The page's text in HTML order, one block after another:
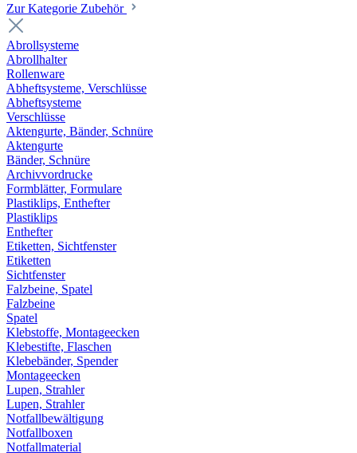
Zur Kategorie Zubehör
Abrollsysteme
Abrollhalter
Rollenware
Abheftsysteme, Verschlüsse
Abheftsysteme
Verschlüsse
Aktengurte, Bänder, Schnüre
Aktengurte
Bänder, Schnüre
Archivvordrucke
Formblätter, Formulare
Plastiklips, Enthefter
Plastiklips
Enthefter
Etiketten, Sichtfenster
Etiketten
Sichtfenster
Falzbeine, Spatel
Falzbeine
Spatel
Klebstoffe, Montageecken
Klebestifte, Flaschen
Klebebänder, Spender
Montageecken
Lupen, Strahler
Lupen, Strahler
Notfallbewältigung
Notfallboxen
Notfallmaterial